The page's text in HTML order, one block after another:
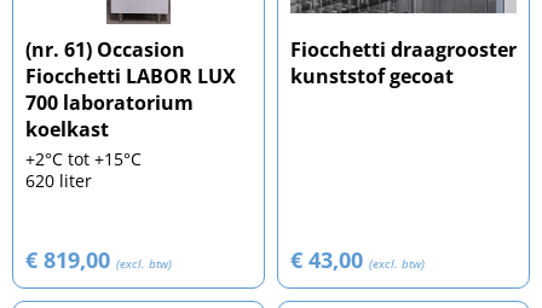
(nr. 61) Occasion
Fiocchetti LABOR LUX
700 laboratorium
koelkast
+2°C tot +15°C
620 liter
€ 819,00 (excl. btw)
Fiocchetti draagrooster
kunststof gecoat
€ 43,00 (excl. btw)